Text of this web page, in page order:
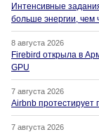
Интенсивные
больше энергии, чем
8 августа 2026
Firebird открыла в
GPU
7 августа 2026
Airbnb протестирует
7 августа 2026